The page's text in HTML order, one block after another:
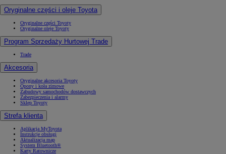
Oryginalne części i oleje Toyota
Oryginalne części Toyoty
Oryginalne oleje Toyoty
Program Sprzedaży Hurtowej Trade
Trade
Akcesoria
Oryginalne akcesoria Toyoty
Opony i koła zimowe
Zabudowy samochodów dostawczych
Zabezpieczenia i alarmy
Sklep Toyoty
Strefa klienta
Aplikacja MyToyota
Instrukcje obsługi
Aktualizacja map
System Bluetooth®
Karty Ratownicze